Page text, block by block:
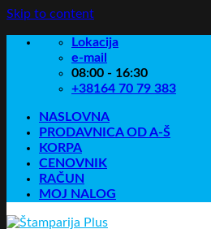
Skip to content
Lokacija
e-mail
08:00 - 16:30
+38164 70 79 383
NASLOVNA
PRODAVNICA OD A-Š
KORPA
CENOVNIK
RAČUN
MOJ NALOG